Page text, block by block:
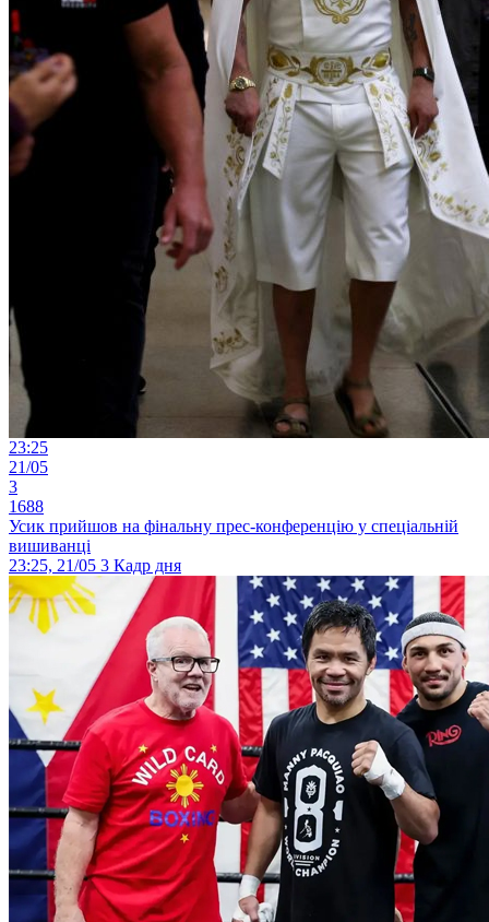
23:25
21/05
3
1688
Усик прийшов на фінальну прес-конференцію у спеціальній
вишиванці
23:25, 21/05 3 Кадр дня